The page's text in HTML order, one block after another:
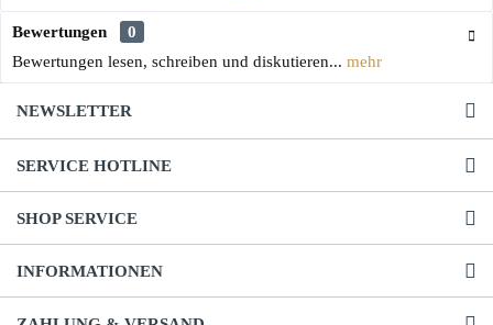
Bewertungen
0
Bewertungen lesen, schreiben und diskutieren... mehr
NEWSLETTER
SERVICE HOTLINE
SHOP SERVICE
INFORMATIONEN